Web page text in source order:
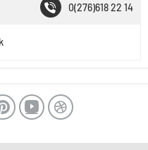
0(276)618 22 14